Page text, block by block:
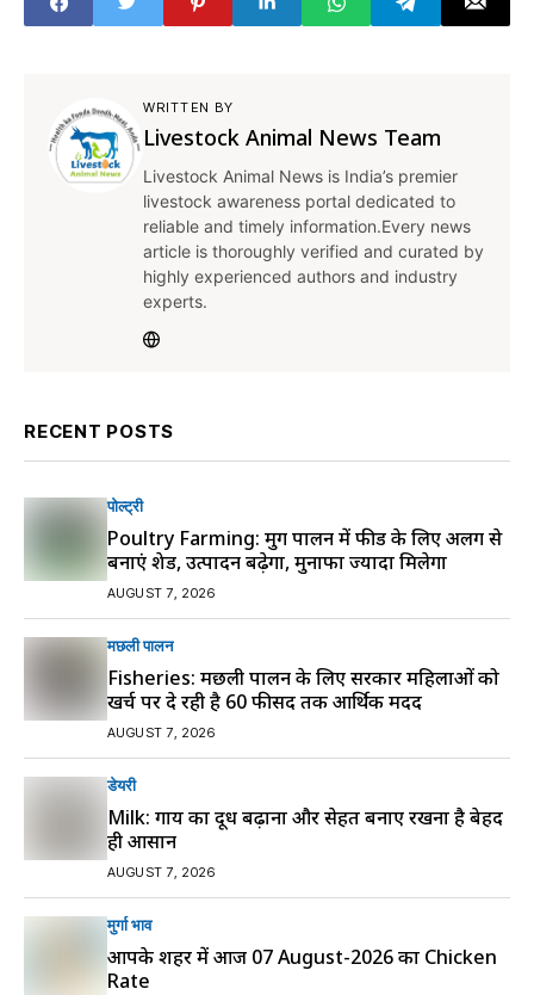
WRITTEN BY
Livestock Animal News Team
Livestock Animal News is India’s premier
livestock awareness portal dedicated to
reliable and timely information.Every news
article is thoroughly verified and curated by
highly experienced authors and industry
experts.
RECENT POSTS
पोल्ट्री
Poultry Farming: मुर्गी पालन में फीड के लिए अलग से
बनाएं शेड, उत्पादन बढ़ेगा, मुनाफा ज्यादा मिलेगा
AUGUST 7, 2026
मछली पालन
Fisheries: मछली पालन के लिए सरकार महिलाओं को
खर्च पर दे रही है 60 फीसद तक आर्थिक मदद
AUGUST 7, 2026
डेयरी
Milk: गाय का दूध बढ़ाना और सेहत बनाए रखना है बेहद
ही आसान
AUGUST 7, 2026
मुर्गा भाव
आपके शहर में आज 07 August-2026 का Chicken
Rate